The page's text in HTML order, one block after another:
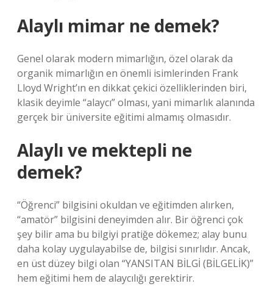
Alaylı mimar ne demek?
Genel olarak modern mimarlığın, özel olarak da
organik mimarlığın en önemli isimlerinden Frank
Lloyd Wright’ın en dikkat çekici özelliklerinden biri,
klasik deyimle “alaycı” olması, yani mimarlık alanında
gerçek bir üniversite eğitimi almamış olmasıdır.
Alaylı ve mektepli ne
demek?
“Öğrenci” bilgisini okuldan ve eğitimden alırken,
“amatör” bilgisini deneyimden alır. Bir öğrenci çok
şey bilir ama bu bilgiyi pratiğe dökemez; alay bunu
daha kolay uygulayabilse de, bilgisi sınırlıdır. Ancak,
en üst düzey bilgi olan “YANSITAN BİLGİ (BİLGELİK)”
hem eğitimi hem de alaycılığı gerektirir.